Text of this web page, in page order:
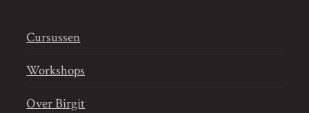
Cursussen
Workshops
Over Birgit